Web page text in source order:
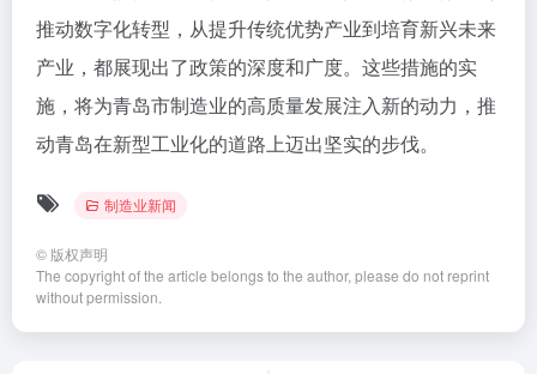
推动数字化转型，从提升传统优势产业到培育新兴未来
产业，都展现出了政策的深度和广度。这些措施的实
施，将为青岛市制造业的高质量发展注入新的动力，推
动青岛在新型工业化的道路上迈出坚实的步伐。
制造业新闻
© 版权声明
The copyright of the article belongs to the author, please do not reprint
without permission.